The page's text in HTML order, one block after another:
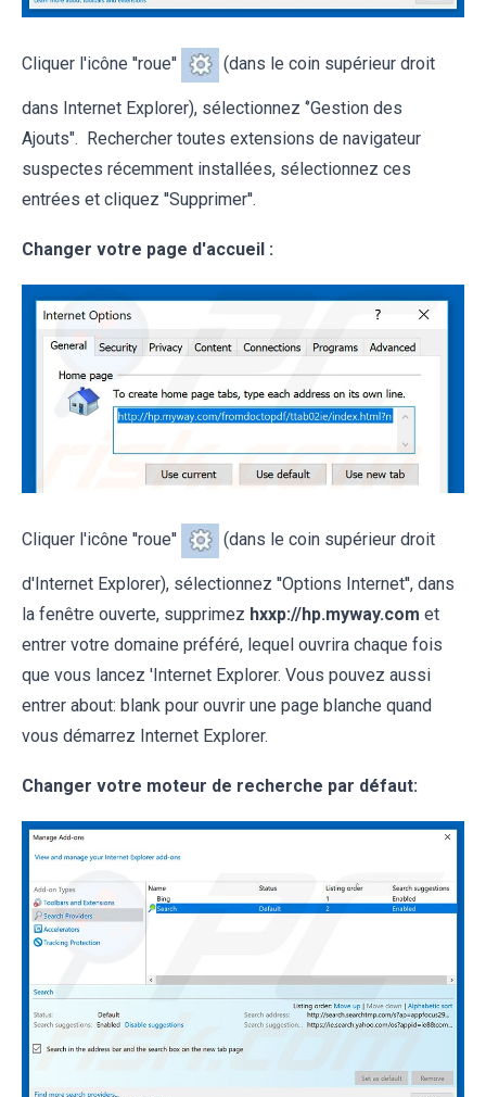
Cliquer l'icône ''roue'' (dans le coin supérieur droit
dans Internet Explorer), sélectionnez ‘’Gestion des
Ajouts". Rechercher toutes extensions de navigateur
suspectes récemment installées, sélectionnez ces
entrées et cliquez ''Supprimer''.
Changer votre page d'accueil :
Cliquer l'icône ''roue'' (dans le coin supérieur droit
d'Internet Explorer), sélectionnez ''Options Internet'', dans
la fenêtre ouverte, supprimez hxxp://hp.myway.com et
entrer votre domaine préféré, lequel ouvrira chaque fois
que vous lancez 'Internet Explorer. Vous pouvez aussi
entrer about: blank pour ouvrir une page blanche quand
vous démarrez Internet Explorer.
Changer votre moteur de recherche par défaut: